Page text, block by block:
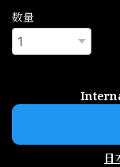
数量
日